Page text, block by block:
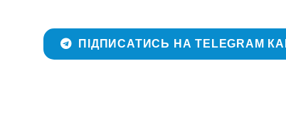
ПІДПИСАТИСЬ НА TELEGRAM